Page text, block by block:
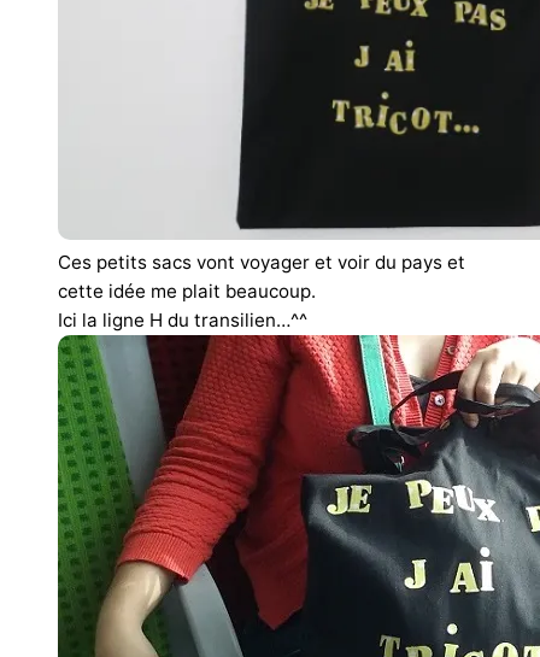
Ces petits sacs vont voyager et voir du pays et
cette idée me plait beaucoup.
Ici la ligne H du transilien…^^